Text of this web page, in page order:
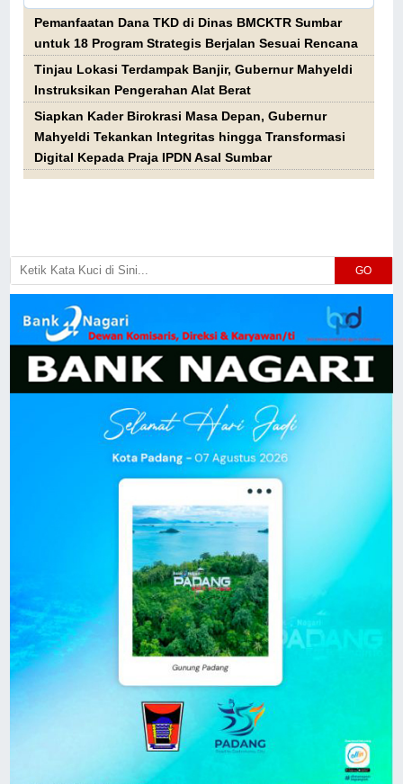
Pemanfaatan Dana TKD di Dinas BMCKTR Sumbar
untuk 18 Program Strategis Berjalan Sesuai Rencana
Tinjau Lokasi Terdampak Banjir, Gubernur Mahyeldi
Instruksikan Pengerahan Alat Berat
Siapkan Kader Birokrasi Masa Depan, Gubernur
Mahyeldi Tekankan Integritas hingga Transformasi
Digital Kepada Praja IPDN Asal Sumbar
GO